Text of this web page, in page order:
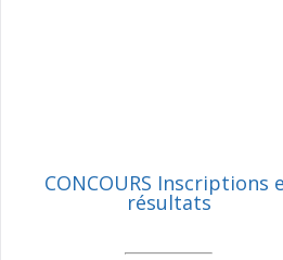
CONCOURS Inscriptions
résultats